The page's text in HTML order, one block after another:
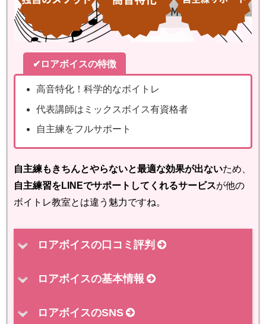
✔ロアボイスの特徴
高音特化！科学的なボイトレ
代表講師はミックスボイス有資格者
自主練をフルサポート
自主練もきちんとやらないと最適な効果が出ないため、
自主練習をLINEでサポートしてくれるサービスが他の
ボイトレ教室とは違う魅力ですね。
ロアボイスの口コミ評判
ロアボイスの基本情報
ロアボイスのSNS